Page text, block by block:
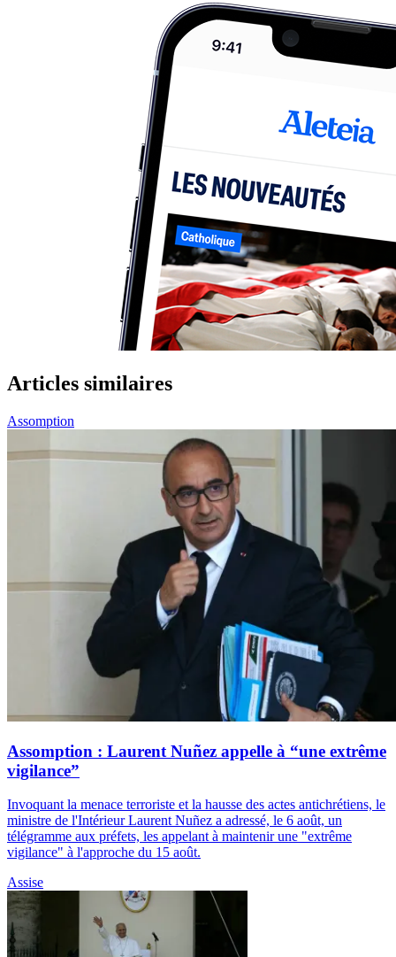
Articles similaires
Assomption
Assomption : Laurent Nuñez appelle à “une extrême
vigilance”
Invoquant la menace terroriste et la hausse des actes antichrétiens, le
ministre de l'Intérieur Laurent Nuñez a adressé, le 6 août, un
télégramme aux préfets, les appelant à maintenir une "extrême
vigilance" à l'approche du 15 août.
Assise